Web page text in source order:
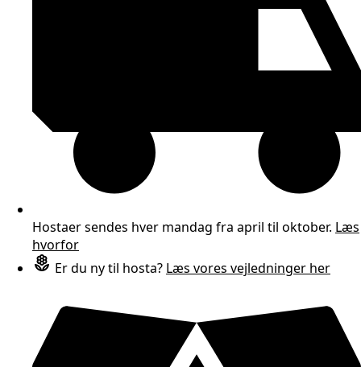
Hostaer sendes hver mandag fra april til oktober. Læs
hvorfor
Er du ny til hosta? Læs vores vejledninger her